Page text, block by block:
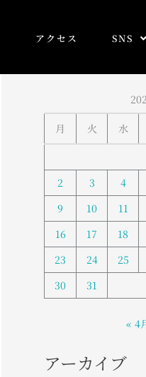
アクセス SNS
月 火 水
2
3 4
9
10 11
16
17 18
23
24 25
30
31
« 4
アーカイブ